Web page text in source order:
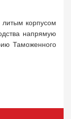
литым корпусом
напрямую
Таможенного